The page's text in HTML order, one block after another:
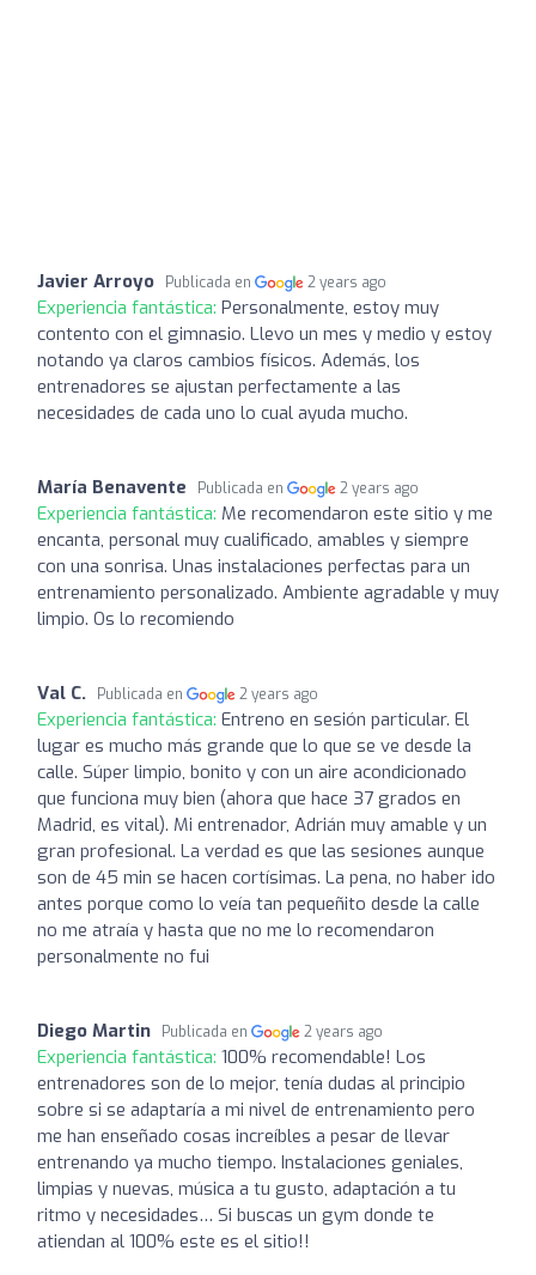
Javier Arroyo Publicada en 2 years ago
Experiencia fantástica: Personalmente, estoy muy
contento con el gimnasio. Llevo un mes y medio y estoy
notando ya claros cambios físicos. Además, los
entrenadores se ajustan perfectamente a las
necesidades de cada uno lo cual ayuda mucho.
María Benavente Publicada en 2 years ago
Experiencia fantástica: Me recomendaron este sitio y me
encanta, personal muy cualificado, amables y siempre
con una sonrisa. Unas instalaciones perfectas para un
entrenamiento personalizado. Ambiente agradable y muy
limpio. Os lo recomiendo
Val C. Publicada en 2 years ago
Experiencia fantástica: Entreno en sesión particular. El
lugar es mucho más grande que lo que se ve desde la
calle. Súper limpio, bonito y con un aire acondicionado
que funciona muy bien (ahora que hace 37 grados en
Madrid, es vital). Mi entrenador, Adrián muy amable y un
gran profesional. La verdad es que las sesiones aunque
son de 45 min se hacen cortísimas. La pena, no haber ido
antes porque como lo veía tan pequeñito desde la calle
no me atraía y hasta que no me lo recomendaron
personalmente no fui
Diego Martin Publicada en 2 years ago
Experiencia fantástica: 100% recomendable! Los
entrenadores son de lo mejor, tenía dudas al principio
sobre si se adaptaría a mi nivel de entrenamiento pero
me han enseñado cosas increíbles a pesar de llevar
entrenando ya mucho tiempo. Instalaciones geniales,
limpias y nuevas, música a tu gusto, adaptación a tu
ritmo y necesidades… Si buscas un gym donde te
atiendan al 100% este es el sitio!!